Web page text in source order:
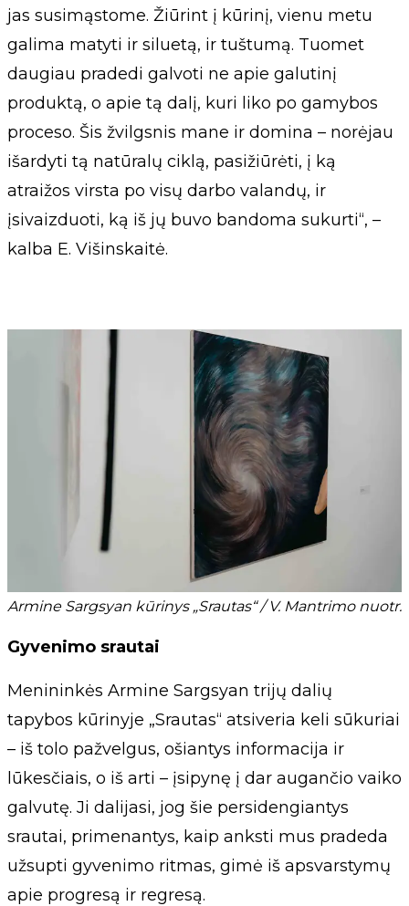
jas susimąstome. Žiūrint į kūrinį, vienu metu
galima matyti ir siluetą, ir tuštumą. Tuomet
daugiau pradedi galvoti ne apie galutinį
produktą, o apie tą dalį, kuri liko po gamybos
proceso. Šis žvilgsnis mane ir domina – norėjau
išardyti tą natūralų ciklą, pasižiūrėti, į ką
atraižos virsta po visų darbo valandų, ir
įsivaizduoti, ką iš jų buvo bandoma sukurti“, –
kalba E. Višinskaitė.
Armine Sargsyan kūrinys „Srautas“ / V. Mantrimo nuotr.
Gyvenimo srautai
Menininkės Armine Sargsyan trijų dalių
tapybos kūrinyje „Srautas“ atsiveria keli sūkuriai
– iš tolo pažvelgus, ošiantys informacija ir
lūkesčiais, o iš arti – įsipynę į dar augančio vaiko
galvutę. Ji dalijasi, jog šie persidengiantys
srautai, primenantys, kaip anksti mus pradeda
užsupti gyvenimo ritmas, gimė iš apsvarstymų
apie progresą ir regresą.